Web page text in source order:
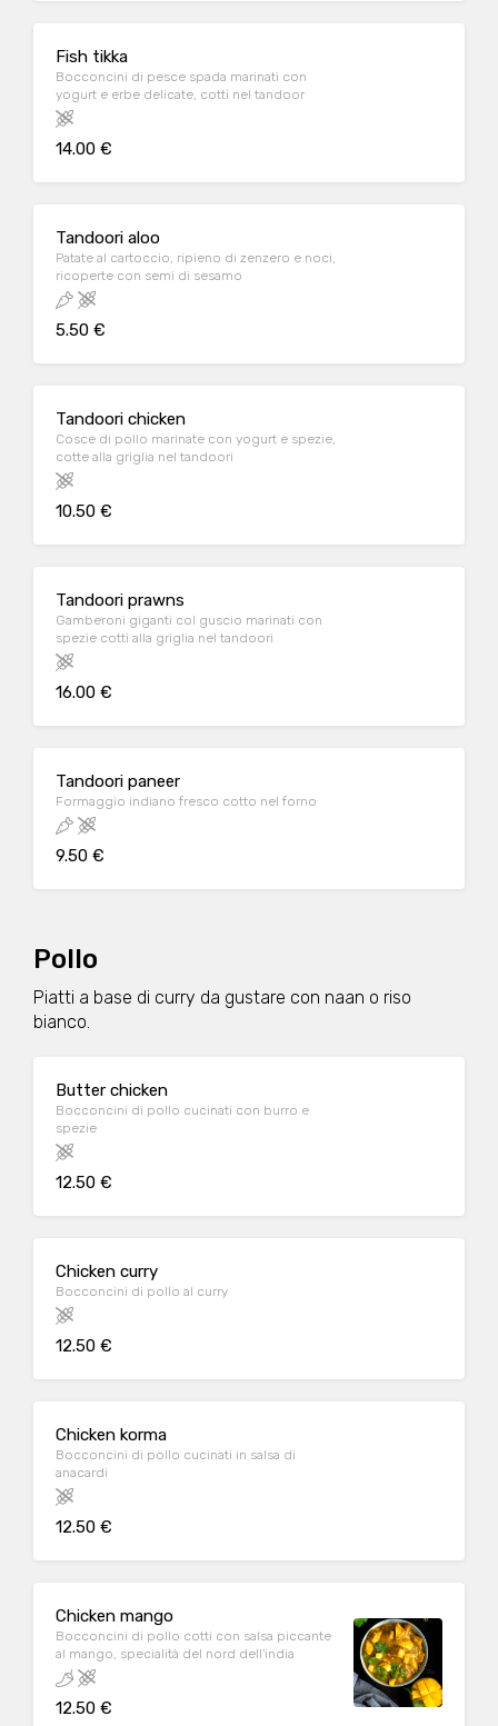
Fish tikka
Bocconcini di pesce spada marinati con
yogurt e erbe delicate, cotti nel tandoor
14.00 €
Tandoori aloo
Patate al cartoccio, ripieno di zenzero e noci,
ricoperte con semi di sesamo
5.50 €
Tandoori chicken
Cosce di pollo marinate con yogurt e spezie,
cotte alla griglia nel tandoori
10.50 €
Tandoori prawns
Gamberoni giganti col guscio marinati con
spezie cotti alla griglia nel tandoori
16.00 €
Tandoori paneer
Formaggio indiano fresco cotto nel forno
9.50 €
Pollo
Piatti a base di curry da gustare con naan o riso
bianco.
Butter chicken
Bocconcini di pollo cucinati con burro e
spezie
12.50 €
Chicken curry
Bocconcini di pollo al curry
12.50 €
Chicken korma
Bocconcini di pollo cucinati in salsa di
anacardi
12.50 €
Chicken mango
Bocconcini di pollo cotti con salsa piccante
al mango, specialità del nord dell'india
12.50 €